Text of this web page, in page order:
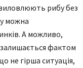
рибу без
можна
А можливо,
залишається фактом
не гірша ситуація,